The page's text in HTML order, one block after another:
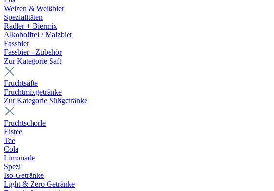
Weizen & Weißbier
Spezialitäten
Radler + Biermix
Alkoholfrei / Malzbier
Fassbier
Fassbier - Zubehör
Zur Kategorie Saft
Fruchtsäfte
Fruchtmixgetränke
Zur Kategorie Süßgetränke
Fruchtschorle
Eistee
Tee
Cola
Limonade
Spezi
Iso-Getränke
Light & Zero Getränke